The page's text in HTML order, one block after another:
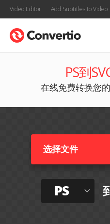
Video Editor Add Subtitles to Video
PS到
在线免费转换您
选择文件
PS